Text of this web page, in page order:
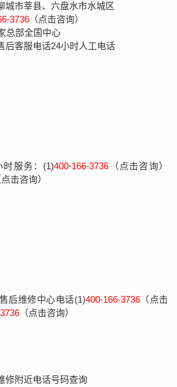
城市莘县、六盘水市水城区
3736 （点击咨询）
总部全国中心
后客服电话24小时人工电话
时服务：(1)400-166-3736 （点击咨询）
点击咨询）
后维修中心电话(1)400-166-3736（点击
（点击咨询）
修附近电话号码查询